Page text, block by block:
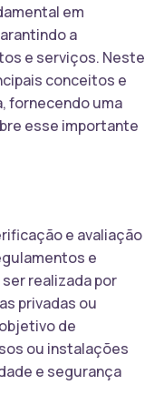
em
a
e serviços. Neste
conceitos e
fornecendo uma
esse importante
e avaliação
e
realizada por
privadas ou
de
ou instalações
e segurança